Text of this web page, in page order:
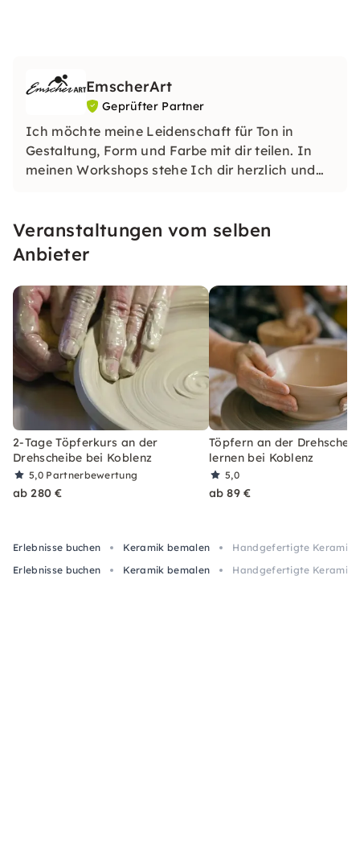
EmscherArt
Geprüfter Partner
Ich möchte meine Leidenschaft für Ton in
Gestaltung, Form und Farbe mit dir teilen. In
meinen Workshops stehe Ich dir herzlich und
als kleine achtsame, kreative Pause vom Alltag
sehen
Veranstaltungen vom selben
Anbieter
2-Tage Töpferkurs an der
Drehscheibe bei Koblenz
5,0 Partnerbewertung
ab 280 €
Töpfern an der
lernen bei Koblenz
5,0
ab 89 €
Erlebnisse buchen Keramik bemalen
Handgefertigte Keramik
Erlebnisse buchen
Keramik bemalen Handgefertigte Keramik